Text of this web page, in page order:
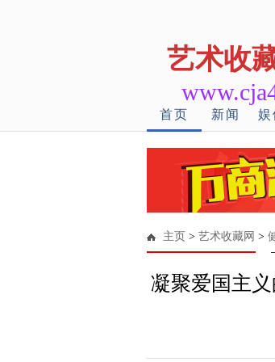
艺术收
首页 新闻 娱
主页 > 艺术收藏网 >
凝聚爱国主